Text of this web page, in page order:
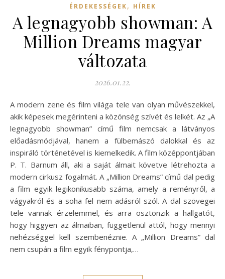
ÉRDEKESSÉGEK, HÍREK
A legnagyobb showman: A
Million Dreams magyar
változata
2026.01.22.
A modern zene és film világa tele van olyan művészekkel,
akik képesek megérinteni a közönség szívét és lelkét. Az „A
legnagyobb showman” című film nemcsak a látványos
előadásmódjával, hanem a fülbemászó dalokkal és az
inspiráló történetével is kiemelkedik. A film középpontjában
P. T. Barnum áll, aki a saját álmait követve létrehozta a
modern cirkusz fogalmát. A „Million Dreams” című dal pedig
a film egyik legikonikusabb száma, amely a reményről, a
vágyakról és a soha fel nem adásról szól. A dal szövegei
tele vannak érzelemmel, és arra ösztönzik a hallgatót,
hogy higgyen az álmaiban, függetlenül attól, hogy mennyi
nehézséggel kell szembenéznie. A „Million Dreams” dal
nem csupán a film egyik fénypontja,…